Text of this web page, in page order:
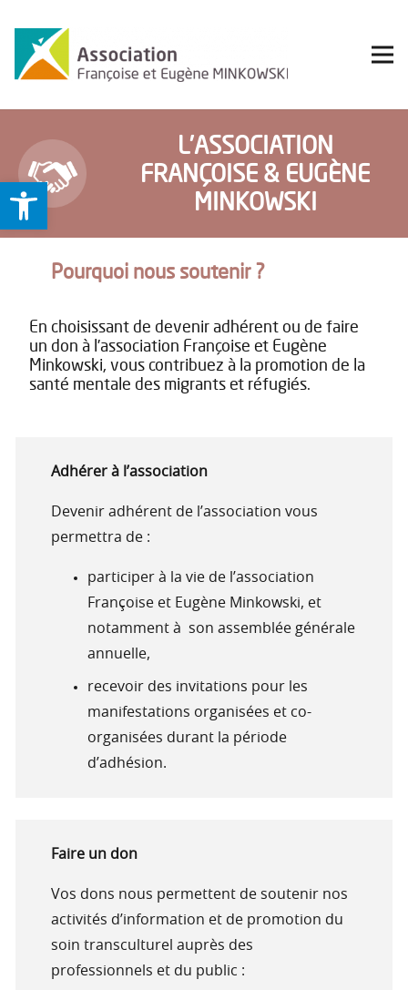
Ouvrir la barre d’outils
L’ASSOCIATION
FRANÇOISE & EUGÈNE
MINKOWSKI
Pourquoi nous soutenir ?
En choisissant de devenir adhérent ou de faire
un don à l’association Françoise et Eugène
Minkowski, vous contribuez à la promotion de la
santé mentale des migrants et réfugiés.
Adhérer à l’association
Devenir adhérent de l’association vous
permettra de :
participer à la vie de l’association
Françoise et Eugène Minkowski, et
notamment à son assemblée générale
annuelle,
recevoir des invitations pour les
manifestations organisées et co-
organisées durant la période
d’adhésion.
Faire un don
Vos dons nous permettent de soutenir nos
activités d’information et de promotion du
soin transculturel auprès des
professionnels et du public :